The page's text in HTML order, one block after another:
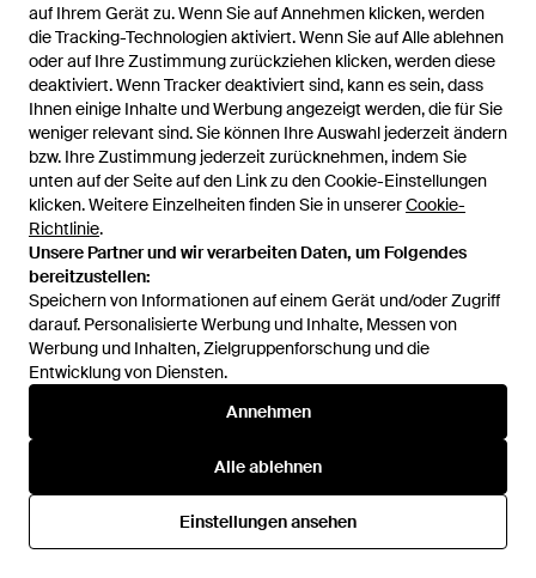
auf Ihrem Gerät zu. Wenn Sie auf Annehmen klicken, werden
die Tracking-Technologien aktiviert. Wenn Sie auf Alle ablehnen
oder auf Ihre Zustimmung zurückziehen klicken, werden diese
deaktiviert. Wenn Tracker deaktiviert sind, kann es sein, dass
Ihnen einige Inhalte und Werbung angezeigt werden, die für Sie
weniger relevant sind. Sie können Ihre Auswahl jederzeit ändern
bzw. Ihre Zustimmung jederzeit zurücknehmen, indem Sie
unten auf der Seite auf den Link zu den Cookie-Einstellungen
klicken. Weitere Einzelheiten finden Sie in unsererCookie-
Richtlinie.
Unsere Partner und wir verarbeiten Daten, um Folgendes
bereitzustellen:
Speichern von Informationen auf einem Gerät und/oder Zugriff
darauf. Personalisierte Werbung und Inhalte, Messen von
Werbung und Inhalten, Zielgruppenforschung und die
Entwicklung von Diensten.
Annehmen
Alle ablehnen
Einstellungen ansehen
auf Ihrem Gerät zu. Wenn Sie auf Annehmen klicken, werden
die Tracking-Technologien aktiviert. Wenn Sie auf Alle ablehnen
oder auf Ihre Zustimmung zurückziehen klicken, werden diese
deaktiviert. Wenn Tracker deaktiviert sind, kann es sein, dass
Ihnen einige Inhalte und Werbung angezeigt werden, die für Sie
weniger relevant sind. Sie können Ihre Auswahl jederzeit ändern
bzw. Ihre Zustimmung jederzeit zurücknehmen, indem Sie
unten auf der Seite auf den Link zu den Cookie-Einstellungen
klicken. Weitere Einzelheiten finden Sie in unsererCookie-
Richtlinie.
Unsere Partner und wir verarbeiten Daten, um Folgendes
bereitzustellen:
Speichern von Informationen auf einem Gerät und/oder Zugriff
darauf. Personalisierte Werbung und Inhalte, Messen von
Werbung und Inhalten, Zielgruppenforschung und die
Entwicklung von Diensten.
Annehmen
Alle ablehnen
Einstellungen ansehen
19,99 €
H&M
Chinoshorts aus Baumwolle in
Regular Fit - Blau
VonH&M
34,99 €
H&M
Baggy Denimshorts - Grau